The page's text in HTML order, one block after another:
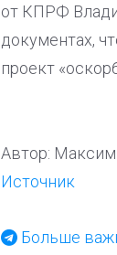
от КПРФ
документах,
проект
Автор:
Источник
Больше